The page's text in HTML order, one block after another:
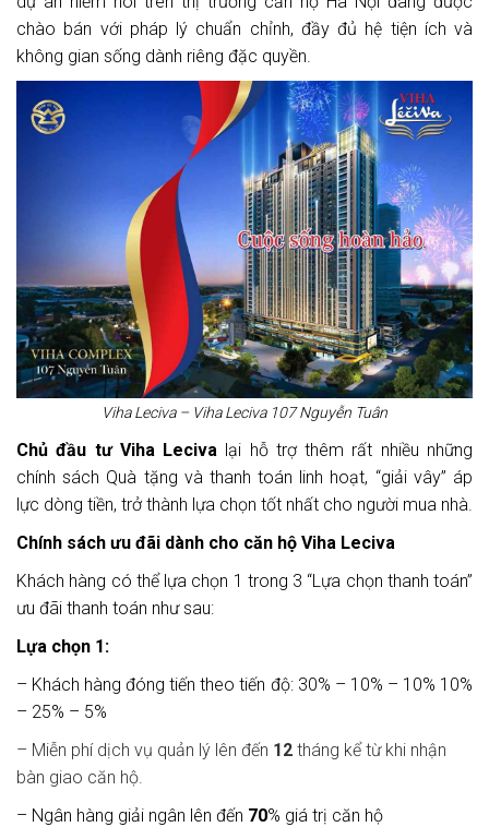
chào bán với pháp lý chuẩn chỉnh, đầy đủ hệ tiện ích và
không gian sống dành riêng đặc quyền.
Viha Leciva – Viha Leciva 107 Nguyễn Tuân
Chủ đầu tư Viha Leciva lại hỗ trợ thêm rất nhiều những
chính sách Quà tặng và thanh toán linh hoạt, “giải vây” áp
lực dòng tiền, trở thành lựa chọn tốt nhất cho người mua nhà.
Chính sách ưu đãi dành cho căn hộ Viha Leciva
Khách hàng có thể lựa chọn 1 trong 3 “Lựa chọn thanh toán”
ưu đãi thanh toán như sau:
Lựa chọn 1:
– Khách hàng đóng tiến theo tiến độ: 30% – 10% – 10% 10%
– 25% – 5%
– Miễn phí dịch vụ quản lý lên đến 12 tháng kể từ khi nhận
bàn giao căn hộ.
– Ngân hàng giải ngân lên đến 70% giá trị căn hộ